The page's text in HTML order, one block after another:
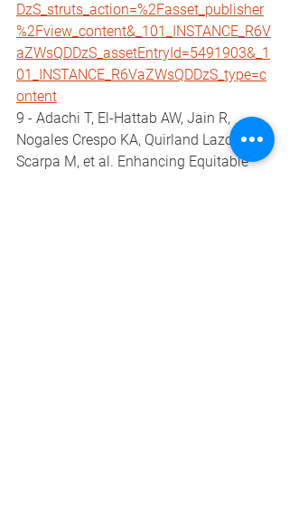
DzS_struts_action=%2Fasset_publisher
%2Fview_content&_101_INSTANCE_R6V
aZWsQDDzS_assetEntryId=5491903&_1
01_INSTANCE_R6VaZWsQDDzS_type=c
ontent
9 - Adachi T, El-Hattab AW, Jain R,
Nogales Crespo KA, Quirland Lazo CI,
Scarpa M, et al. Enhancing Equitable